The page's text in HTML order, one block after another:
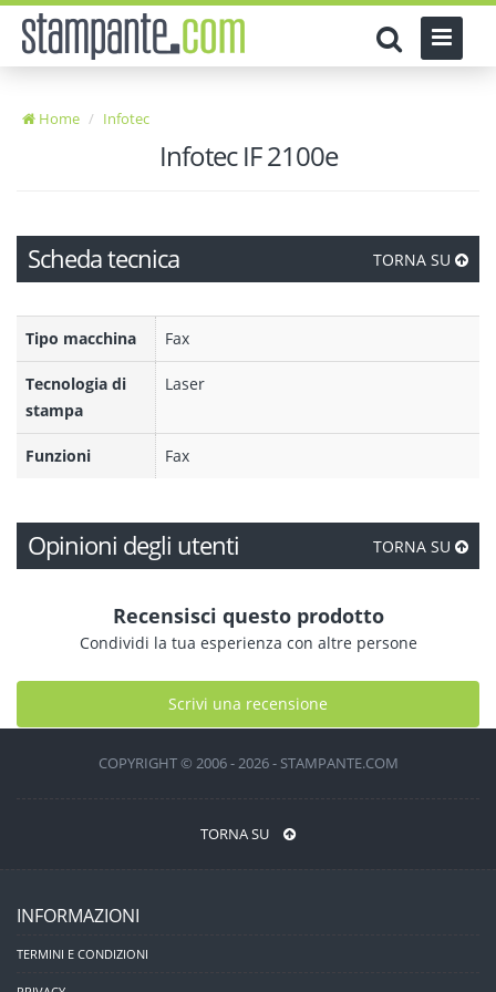
Home Infotec
Infotec IF 2100e
Scheda tecnica TORNA SU
Tipo macchina Fax
Tecnologia di
stampa
Laser
Funzioni Fax
Opinioni degli utenti TORNA SU
Recensisci questo prodotto
Condividi la tua esperienza con altre persone
Scrivi una recensione
COPYRIGHT © 2006 - 2026 - STAMPANTE.COM
TORNA SU
INFORMAZIONI
TERMINI E CONDIZIONI